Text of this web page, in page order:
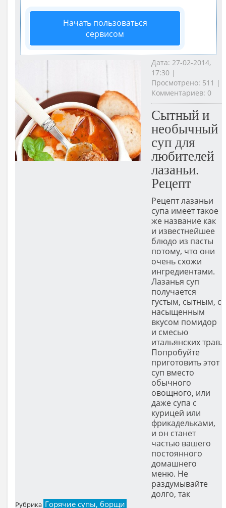
Начать пользоваться
сервисом
Дата: 27-02-2014,
17:30 |
Просмотрено: 511 |
Комментариев: 0
Сытный и
необычный
суп для
любителей
лазаньи.
Рецепт
Рецепт лазаньи
супа имеет такое
же название как
и известнейшее
блюдо из пасты
потому, что они
очень схожи
ингредиентами.
Лазанья суп
получается
густым, сытным, с
насыщенным
вкусом помидор
и смесью
итальянских трав.
Попробуйте
приготовить этот
суп вместо
обычного
овощного, или
даже супа с
курицей или
фрикадельками,
и он станет
частью вашего
постоянного
домашнего
меню. Не
раздумывайте
долго, так
Рубрика Горячие супы, борщи